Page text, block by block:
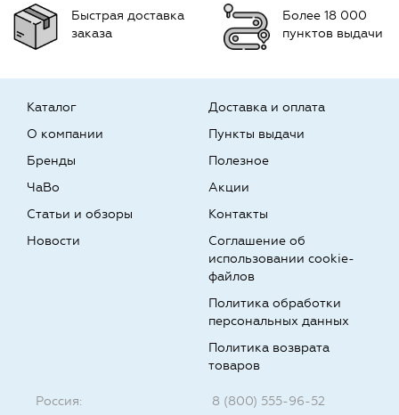
Быстрая доставка
заказа
Более 18 000
пунктов выдачи
Каталог
О компании
Бренды
Доставка и оплата
Пункты выдачи
Полезное
ЧаВо
Статьи и обзоры
Новости
Акции
Контакты
Соглашение об
использовании cookie-
файлов
Политика обработки
персональных данных
Политика возврата
товаров
Россия: 8 (800) 555-96-52